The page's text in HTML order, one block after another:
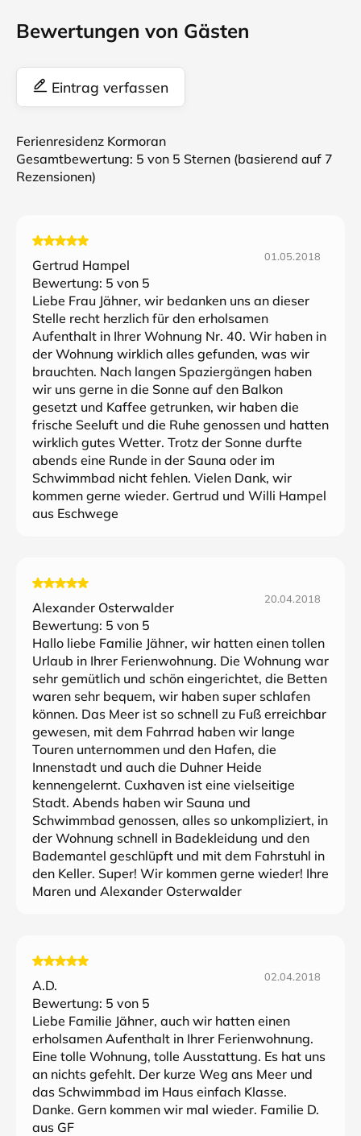
Bewertungen von Gästen
Eintrag verfassen
Ferienresidenz Kormoran
Gesamtbewertung: 5 von 5 Sternen (basierend auf 7
Rezensionen)
Gertrud Hampel
01.05.2018
Bewertung: 5 von 5
Liebe Frau Jähner, wir bedanken uns an dieser
Stelle recht herzlich für den erholsamen
Aufenthalt in Ihrer Wohnung Nr. 40. Wir haben in
der Wohnung wirklich alles gefunden, was wir
brauchten. Nach langen Spaziergängen haben
wir uns gerne in die Sonne auf den Balkon
gesetzt und Kaffee getrunken, wir haben die
frische Seeluft und die Ruhe genossen und hatten
wirklich gutes Wetter. Trotz der Sonne durfte
abends eine Runde in der Sauna oder im
Schwimmbad nicht fehlen. Vielen Dank, wir
kommen gerne wieder. Gertrud und Willi Hampel
aus Eschwege
Alexander Osterwalder
20.04.2018
Bewertung: 5 von 5
Hallo liebe Familie Jähner, wir hatten einen tollen
Urlaub in Ihrer Ferienwohnung. Die Wohnung war
sehr gemütlich und schön eingerichtet, die Betten
waren sehr bequem, wir haben super schlafen
können. Das Meer ist so schnell zu Fuß erreichbar
gewesen, mit dem Fahrrad haben wir lange
Touren unternommen und den Hafen, die
Innenstadt und auch die Duhner Heide
kennengelernt. Cuxhaven ist eine vielseitige
Stadt. Abends haben wir Sauna und
Schwimmbad genossen, alles so unkompliziert, in
der Wohnung schnell in Badekleidung und den
Bademantel geschlüpft und mit dem Fahrstuhl in
den Keller. Super! Wir kommen gerne wieder! Ihre
Maren und Alexander Osterwalder
A.D.
02.04.2018
Bewertung: 5 von 5
Liebe Familie Jähner, auch wir hatten einen
erholsamen Aufenthalt in Ihrer Ferienwohnung.
Eine tolle Wohnung, tolle Ausstattung. Es hat uns
an nichts gefehlt. Der kurze Weg ans Meer und
das Schwimmbad im Haus einfach Klasse.
Danke. Gern kommen wir mal wieder. Familie D.
aus GF